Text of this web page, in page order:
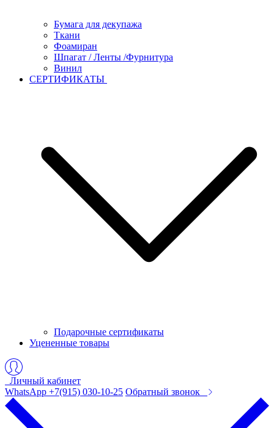
Бумага для декупажа
Ткани
Фоамиран
Шпагат / Ленты /Фурнитура
Винил
СЕРТИФИКАТЫ
Подарочные сертификаты
Уцененные товары
Личный кабинет
WhatsApp +7(915) 030-10-25 Обратный звонок